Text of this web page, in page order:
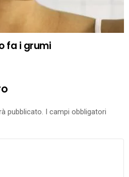
fa i grumi
pubblicato. I campi obbligatori